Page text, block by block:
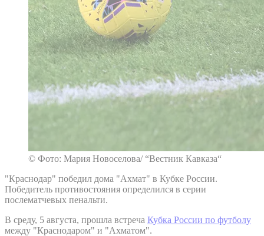
© Фото: Мария Новоселова/ “Вестник Кавказа“
"Краснодар" победил дома "Ахмат" в Кубке России.
Победитель противостояния определился в серии
послематчевых пенальти.
В среду, 5 августа, прошла встреча Кубка России по футболу
между "Краснодаром" и "Ахматом".